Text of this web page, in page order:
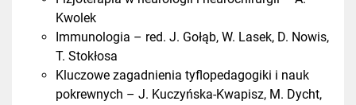
Kwolek
Immunologia – red. J. Gołąb, W. Lasek, D. Nowis,
T. Stokłosa
Kluczowe zagadnienia tyflopedagogiki i nauk
pokrewnych – J. Kuczyńska-Kwapisz, M. Dycht,